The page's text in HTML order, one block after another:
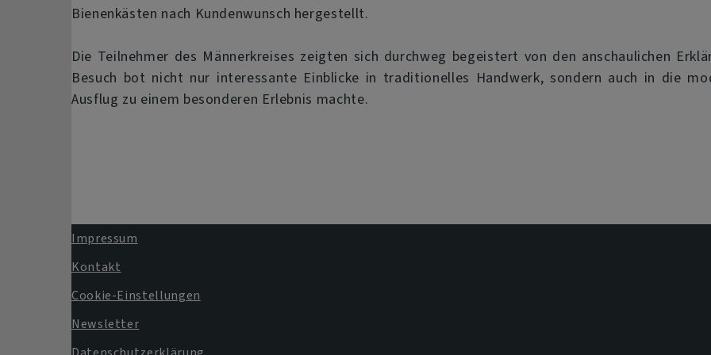
Bienenkästen nach Kundenwunsch hergestellt.
Die Teilnehmer des Männerkreises zeigten sich durchweg begeistert von den anschaulichen
Besuch bot nicht nur interessante Einblicke in traditionelles Handwerk, sondern auch in die
Ausflug zu einem besonderen Erlebnis machte.
Fußbereichsmenü
Impressum
Kontakt
Cookie-Einstellungen
Newsletter